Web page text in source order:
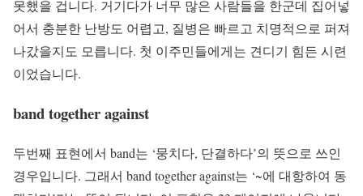
못했을 겁니다. 거기다가 너무 많은 사람들을 한군데 집어넣
어서 충분한 난방도 어렵고, 질병은 빠르고 치명적으로 퍼져
나갔을지도 모릅니다. 첫 이주민들에게는 견디기 힘든 시련
이었습니다.
band together against
두번째 표현에서 band는 ‘뭉치다, 단결하다’의 뜻으로 쓰인
경우입니다. 그래서 band together against는 ‘~에 대항하여 동